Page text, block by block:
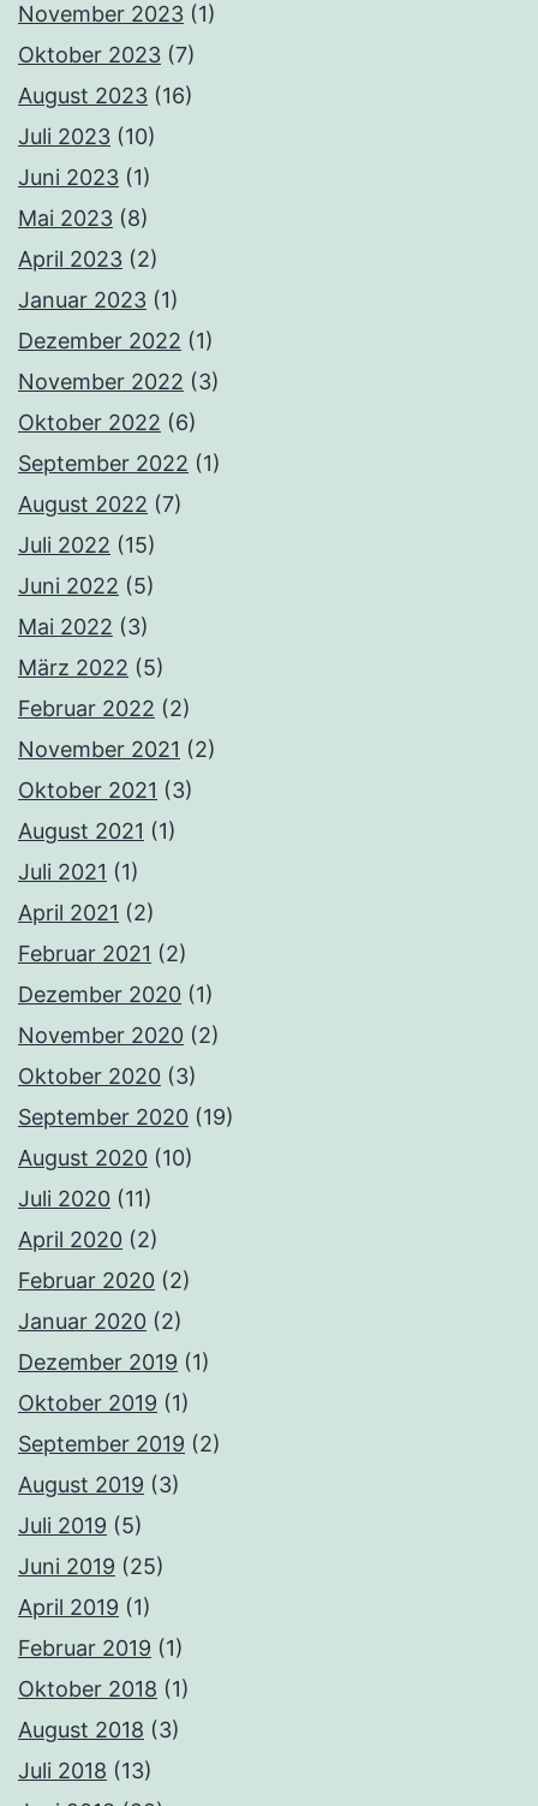
November 2023 (1)
Oktober 2023 (7)
August 2023 (16)
Juli 2023 (10)
Juni 2023 (1)
Mai 2023 (8)
April 2023 (2)
Januar 2023 (1)
Dezember 2022 (1)
November 2022 (3)
Oktober 2022 (6)
September 2022 (1)
August 2022 (7)
Juli 2022 (15)
Juni 2022 (5)
Mai 2022 (3)
März 2022 (5)
Februar 2022 (2)
November 2021 (2)
Oktober 2021 (3)
August 2021 (1)
Juli 2021 (1)
April 2021 (2)
Februar 2021 (2)
Dezember 2020 (1)
November 2020 (2)
Oktober 2020 (3)
September 2020 (19)
August 2020 (10)
Juli 2020 (11)
April 2020 (2)
Februar 2020 (2)
Januar 2020 (2)
Dezember 2019 (1)
Oktober 2019 (1)
September 2019 (2)
August 2019 (3)
Juli 2019 (5)
Juni 2019 (25)
April 2019 (1)
Februar 2019 (1)
Oktober 2018 (1)
August 2018 (3)
Juli 2018 (13)